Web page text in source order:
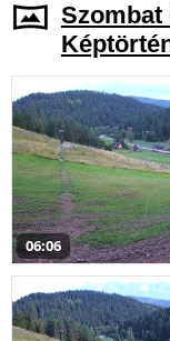
Szombat
06:06